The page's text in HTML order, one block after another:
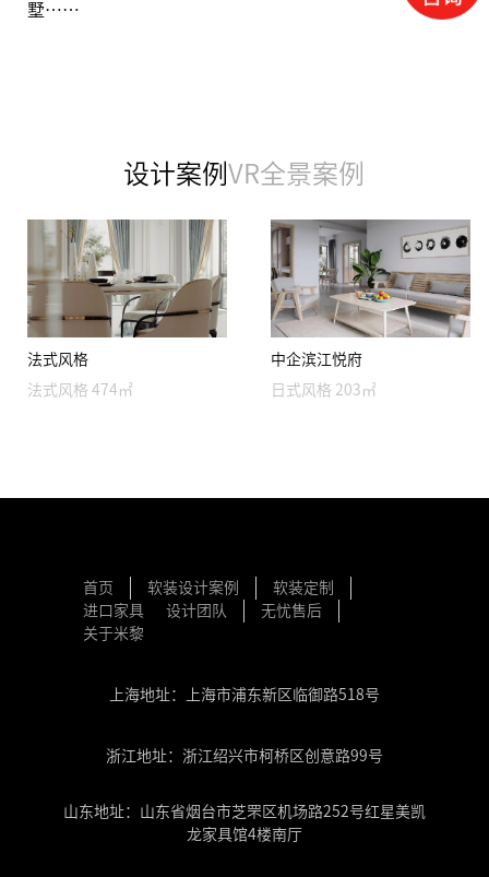
墅……
设计案例VR全景案例
法式风格
法式风格 474㎡
中企滨江悦府
日式风格 203㎡
首页 软装设计案例
软装定制
进口家具
设计团队
无忧售后
关于米黎
上海地址：上海市浦东新区临御路518号
浙江地址：浙江绍兴市柯桥区创意路99号
山东地址：山东省烟台市芝罘区机场路252号红星美凯
龙家具馆4楼南厅